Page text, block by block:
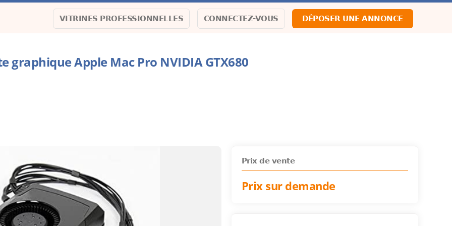
VITRINES PROFESSIONNELLES CONNECTEZ-VOUS DÉPOSER UNE ANNONCE
graphique Apple Mac Pro NVIDIA GTX680
Prix de vente
Prix sur demande